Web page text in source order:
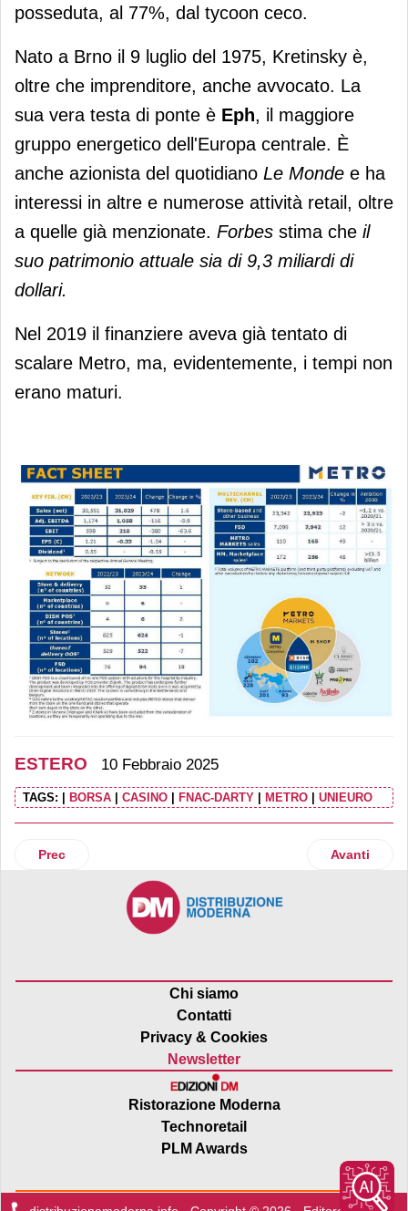
posseduta, al 77%, dal tycoon ceco.
Nato a Brno il 9 luglio del 1975, Kretinsky è,
oltre che imprenditore, anche avvocato. La
sua vera testa di ponte è Eph, il maggiore
gruppo energetico dell'Europa centrale. È
anche azionista del quotidiano Le Monde e ha
interessi in altre e numerose attività retail, oltre
a quelle già menzionate. Forbes stima che il
suo patrimonio attuale sia di 9,3 miliardi di
dollari.
Nel 2019 il finanziere aveva già tentato di
scalare Metro, ma, evidentemente, i tempi non
erano maturi.
ESTERO 10 Febbraio 2025
TAGS: BORSA CASINO FNAC-DARTY METRO UNIEURO
Articolo precedente: Carrefour al 100% nella filiale
Prec Articolo
Avanti
Chi siamo
Contatti
Privacy & Cookies
Newsletter
Ristorazione Moderna
Technoretail
PLM Awards